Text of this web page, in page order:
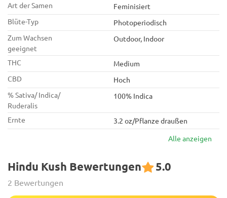
Art der Samen
Feminisiert
Blüte-Typ
Photoperiodisch
Zum Wachsen
geeignet
Outdoor, Indoor
THC
Medium
CBD
Hoch
% Sativa/ Indica/
Ruderalis
100% Indica
Ernte
3.2 oz/Pflanze draußen
Alle anzeigen
Hindu Kush Bewertungen 5.0
2 Bewertungen